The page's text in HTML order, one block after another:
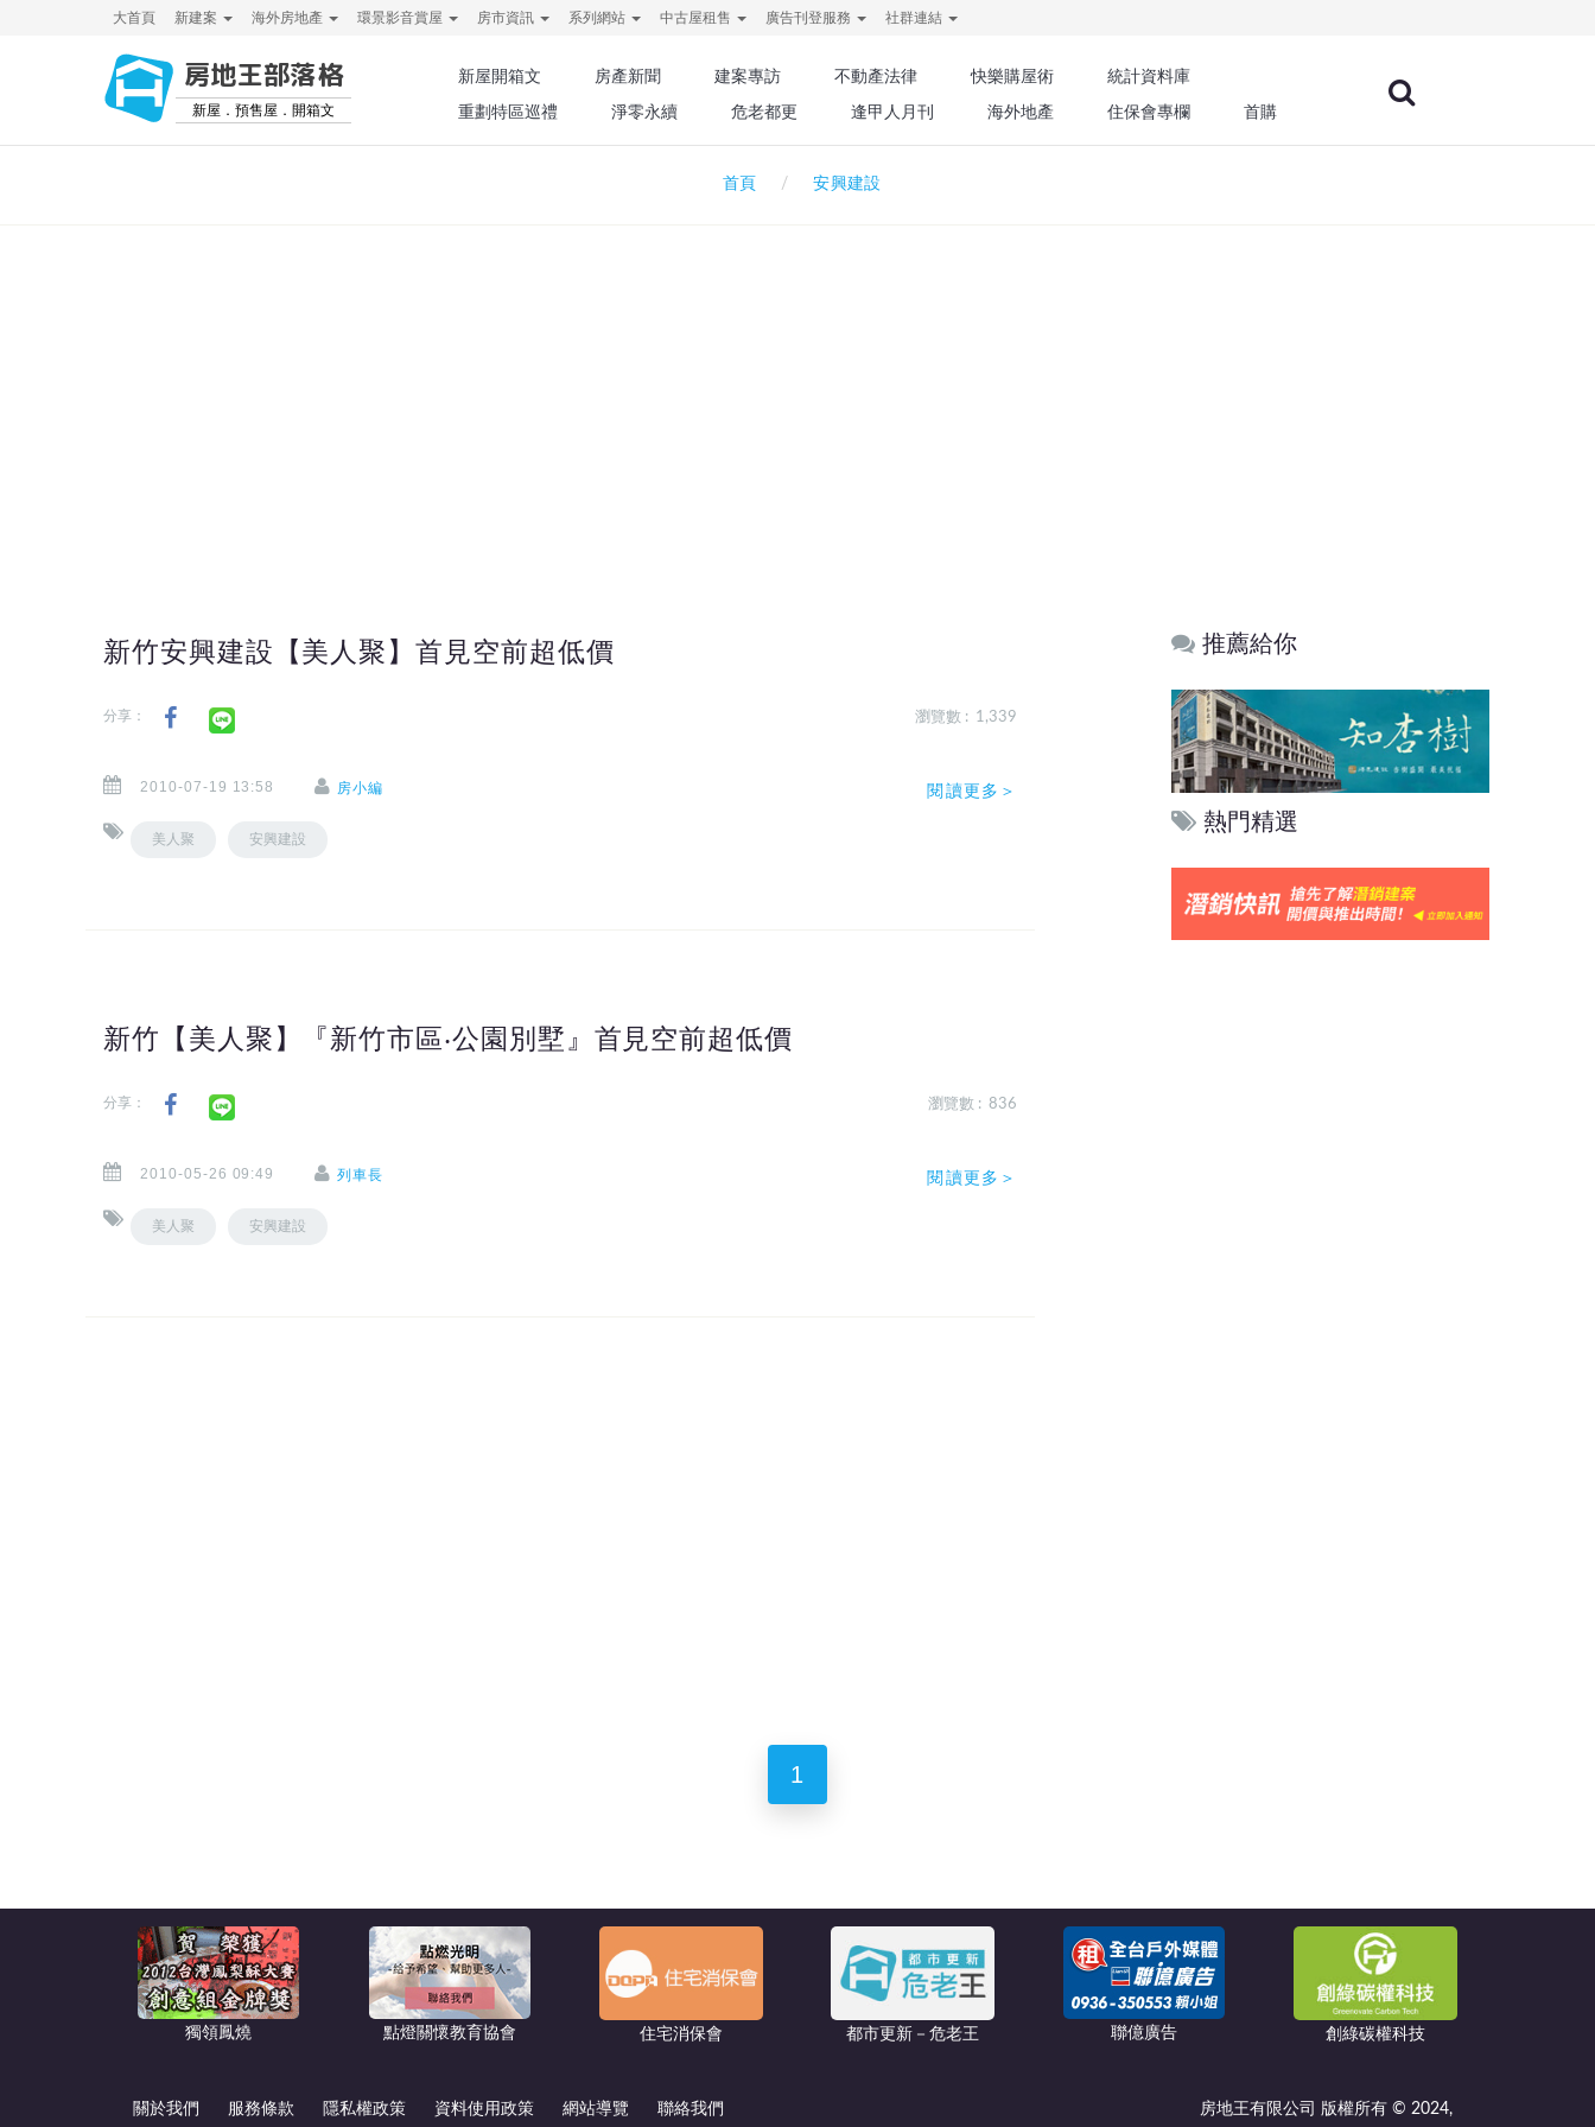
大首頁 新建案 海外房地產 環景影音賞屋 房市資訊 系列網站 中古屋租售 廣告刊登服務 社群連結
房地王部落格
新屋．預售屋．開箱文
新屋開箱文 房產新聞 建案專訪 不動產法律 快樂購屋術
統計資料庫
重劃特區巡禮
淨零永續 危老都更 逢甲人月刊 海外地產 住保會專欄 首購
首頁 安興建設
新竹安興建設【美人聚】首見空前超低價
分享： 瀏覽數 : 1,339
2010-07-19 13:58 房小編
美人聚 安興建設
閱讀更多＞
新竹【美人聚】『新竹市區‧公園別墅』首見空前超低價
分享： 瀏覽數 : 836
2010-05-26 09:49 列車長
美人聚 安興建設
閱讀更多＞
推薦給你
熱門精選
1
獨領鳳燒 點燈關懷教育協會 住宅消保會 都市更新－危老王 聯億廣告 創綠碳權科技
關於我們 服務條款 隱私權政策 資料使用政策 網站導覽 聯絡我們 房地王有限公司 版權所有 © 2024,